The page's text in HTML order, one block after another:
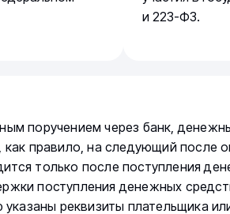
и 223-ФЗ.
поручением через банк,
правило, на следующий после
только после поступления
поступления денежных
реквизиты плательщика